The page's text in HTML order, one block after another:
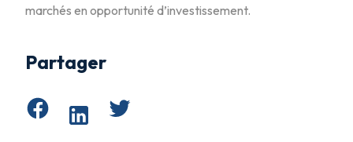
marchés en opportunité d’investissement.
Partager